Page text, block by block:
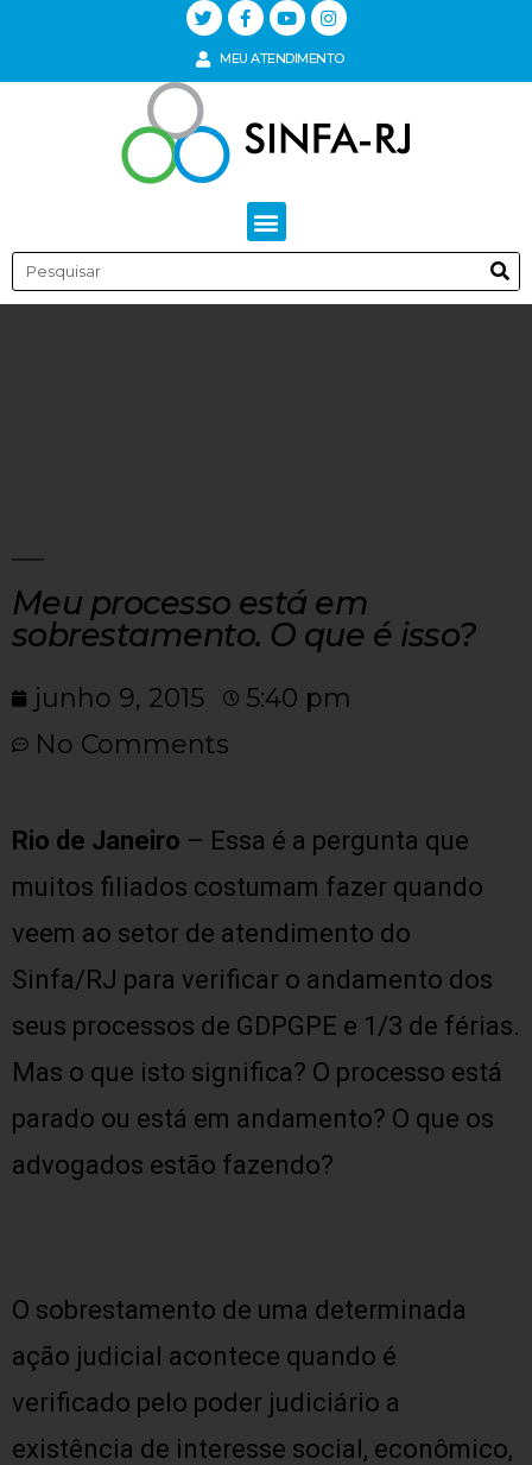
MEU ATENDIMENTO
Meu processo está em
sobrestamento. O que é isso?
junho 9, 2015
5:40 pm
No Comments
Rio de Janeiro – Essa é a pergunta que
muitos filiados costumam fazer quando
veem ao setor de atendimento do
Sinfa/RJ para verificar o andamento dos
seus processos de GDPGPE e 1/3 de férias.
Mas o que isto significa? O processo está
parado ou está em andamento? O que os
advogados estão fazendo?
O sobrestamento de uma determinada
ação judicial acontece quando é
verificado pelo poder judiciário a
existência de interesse social, econômico,